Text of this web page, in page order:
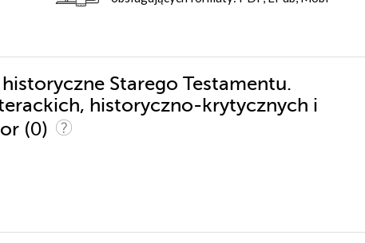
Starego Testamentu.
historyczno-krytycznych i
(0)